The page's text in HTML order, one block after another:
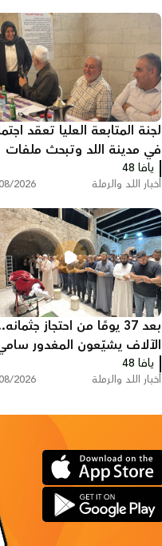
لجنة المتابعة العليا تعقد
في مدينة اللد وتبحث ملفات
الجريمة والعنف
يافا 48
أخبار اللد والرملة 2026
بعد 37 يومًا من احتجاز
الآلاف يشيّعون المغدور
أحمد جعصوص في اللد
يافا 48
أخبار اللد والرملة 2026